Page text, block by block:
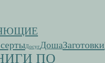
ДосугДошаЗаготовки
ПО